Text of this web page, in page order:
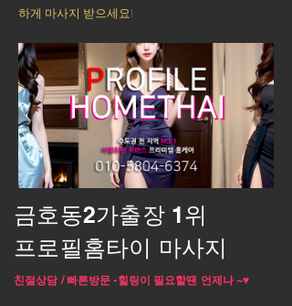
하게 마사지 받으세요!
금호동2가출장 1위
프로필홈타이 마사지
친절상담 / 빠른방문 -힐링이 필요할땐 언제나 ~♥